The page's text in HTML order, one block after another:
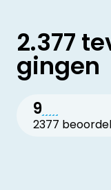
2.377
gingen
9
2377